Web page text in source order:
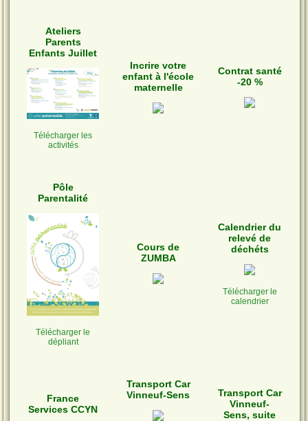
Ateliers
Parents
Enfants Juillet
Télécharger les
activités
Incrire votre
enfant à l'école
maternelle
Contrat santé
-20 %
Pôle
Parentalité
Télécharger le
dépliant
Cours de
ZUMBA
Calendrier du
relevé de
déchéts
Télécharger le
calendrier
France
Services CCYN
Transport Car
Vinneuf-Sens
Transport Car
Vinneuf-
Sens, suite